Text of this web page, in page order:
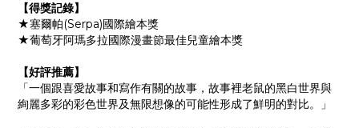
【得獎記錄】
★塞爾帕(Serpa)國際繪本獎
★葡萄牙阿瑪多拉國際漫畫節最佳兒童繪本獎
【好評推薦】
「一個跟喜愛故事和寫作有關的故事，故事裡老鼠的黑白世界與
絢麗多彩的彩色世界及無限想像的可能性形成了鮮明的對比。」